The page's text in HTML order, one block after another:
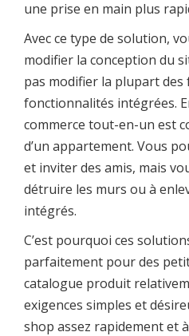
une prise en main plus
Avec ce type de solution,
modifier la conception du
pas modifier la plupart
fonctionnalités intégrées.
commerce tout-en-un est
d’un appartement. Vous
et inviter des amis, mais
détruire les murs ou à
intégrés.
C’est pourquoi ces
parfaitement pour des
catalogue produit
exigences simples et
shop assez rapidement et